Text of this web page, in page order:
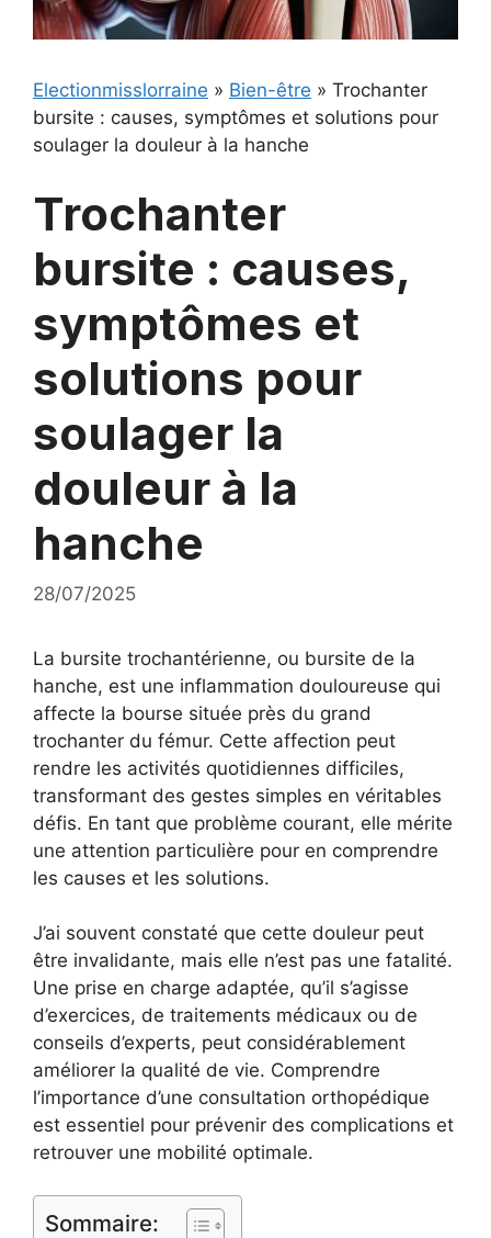
Electionmisslorraine » Bien-être » Trochanter
bursite : causes, symptômes et solutions pour
soulager la douleur à la hanche
Trochanter
bursite : causes,
symptômes et
solutions pour
soulager la
douleur à la
hanche
28/07/2025
La bursite trochantérienne, ou bursite de la
hanche, est une inflammation douloureuse qui
affecte la bourse située près du grand
trochanter du fémur. Cette affection peut
rendre les activités quotidiennes difficiles,
transformant des gestes simples en véritables
défis. En tant que problème courant, elle mérite
une attention particulière pour en comprendre
les causes et les solutions.
J’ai souvent constaté que cette douleur peut
être invalidante, mais elle n’est pas une fatalité.
Une prise en charge adaptée, qu’il s’agisse
d’exercices, de traitements médicaux ou de
conseils d’experts, peut considérablement
améliorer la qualité de vie. Comprendre
l’importance d’une consultation orthopédique
est essentiel pour prévenir des complications et
retrouver une mobilité optimale.
Sommaire: